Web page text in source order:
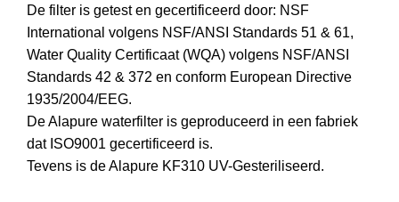
De filter is getest en gecertificeerd door: NSF
International volgens NSF/ANSI Standards 51 & 61,
Water Quality Certificaat (WQA) volgens NSF/ANSI
Standards 42 & 372 en conform European Directive
1935/2004/EEG.
De Alapure waterfilter is geproduceerd in een fabriek
dat ISO9001 gecertificeerd is.
Tevens is de Alapure KF310 UV-Gesteriliseerd.